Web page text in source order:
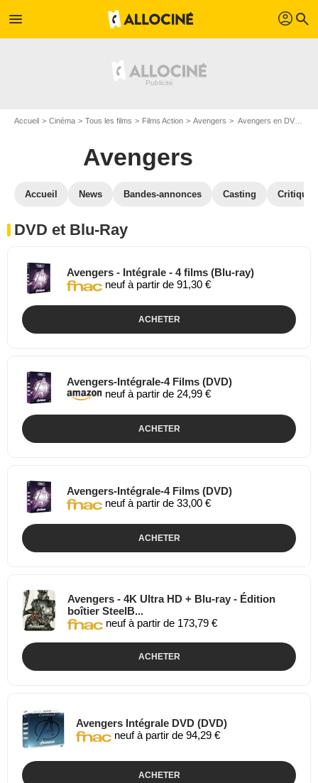
menu profil search
Accueil Cinéma Tous les films Films Action Avengers Avengers en DVD Blu Ray
Avengers
Accueil News Bandes-annonces Casting
DVD et Blu-Ray
Avengers - Intégrale - 4 films (Blu-ray)
neuf à partir de 91,30 €
ACHETER
Avengers-Intégrale-4 Films (DVD)
neuf à partir de 24,99 €
ACHETER
Avengers-Intégrale-4 Films (DVD)
neuf à partir de 33,00 €
ACHETER
Avengers - 4K Ultra HD + Blu-ray - Édition
boîtier SteelB...
neuf à partir de 173,79 €
ACHETER
Avengers Intégrale DVD (DVD)
neuf à partir de 94,29 €
ACHETER